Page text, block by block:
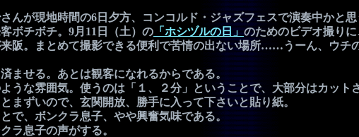
んが現地時間の6日夕方、コンコルド・ジャズフェスで演奏中かと思
ボチボチ。9月11日（土）の 「ホシヅルの日」のためのビデオ撮り
阪。まとめて撮影できる便利で苦情の出ない場所……うーん、ウチ
ませる。あとは観客になれるからである。
うな雰囲気。使うのは「１、２分」ということで、大部分はカット
まずいので、玄関開放、勝手に入って下さいと貼り紙。
で、ボンクラ息子、やや興奮気味である。
ラ息子の声がする。